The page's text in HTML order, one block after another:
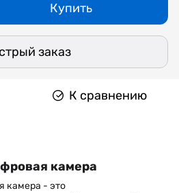
Купить
заказ
К сравнению
камера
камера - это